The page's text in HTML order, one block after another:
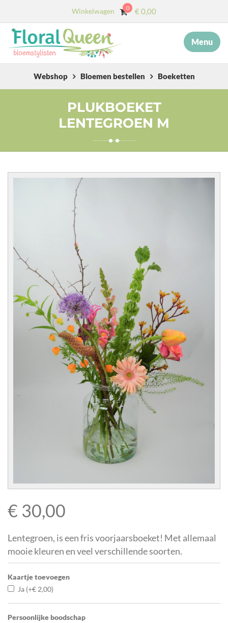
Winkelwagen 0 €0,00
Menu
Webshop Bloemen bestellen Boeketten
PLUKBOEKET
LENTEGROEN M
€ 30,00
Lentegroen, is een fris voorjaarsboeket! Met allemaal
mooie kleuren en veel verschillende soorten.
Kaartje toevoegen
Ja (+€ 2,00)
Persoonlijke boodschap
MENU ×
START
AFSCHEID MET BLOEMEN